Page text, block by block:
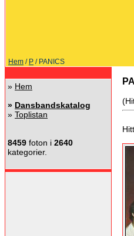
Hem / P / PANICS
» Hem
» Dansbandskatalog
» Toplistan
8459 foton i 2640
kategorier.